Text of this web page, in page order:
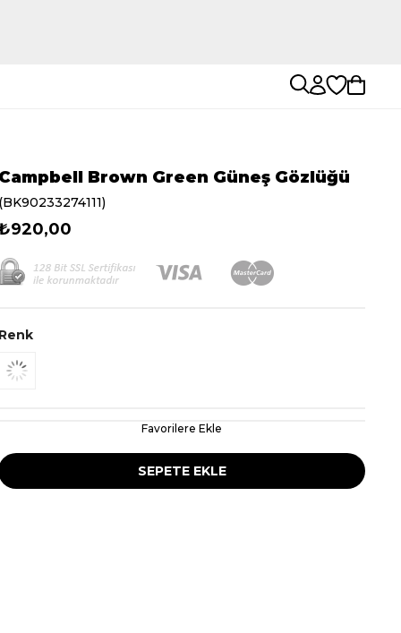
Campbell Brown Green Güneş Gözlüğü
(BK90233274111)
Renk
Favorilere Ekle